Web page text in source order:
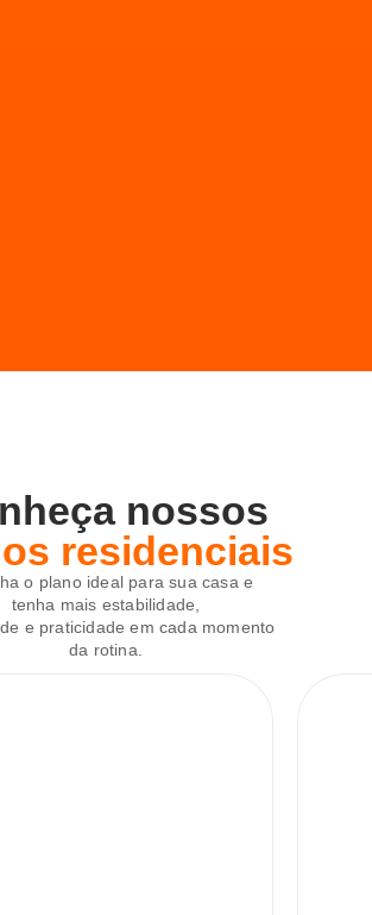
nossos
residenciais
o plano ideal para sua casa e
tenha mais estabilidade,
e praticidade em cada momento
da rotina.